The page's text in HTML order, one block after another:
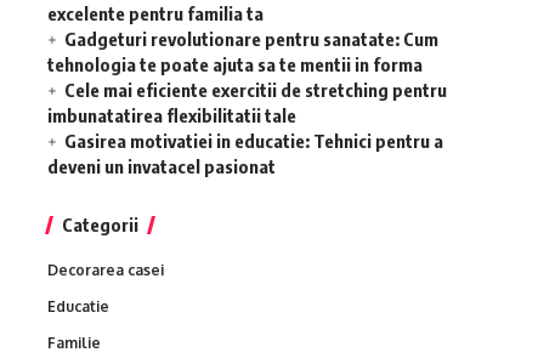
excelente pentru familia ta
Gadgeturi revolutionare pentru sanatate: Cum
tehnologia te poate ajuta sa te mentii in forma
Cele mai eficiente exercitii de stretching pentru
imbunatatirea flexibilitatii tale
Gasirea motivatiei in educatie: Tehnici pentru a
deveni un invatacel pasionat
Categorii
Decorarea casei
Educatie
Familie